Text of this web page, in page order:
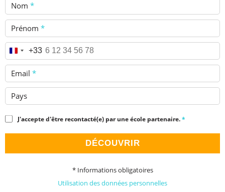
Nom *
Prénom *
Téléphone *
+33
Email *
Pays
J'accepte d'être recontacté(e) par une école partenaire.*
DÉCOUVRIR
* Informations obligatoires
Utilisation des données personnelles